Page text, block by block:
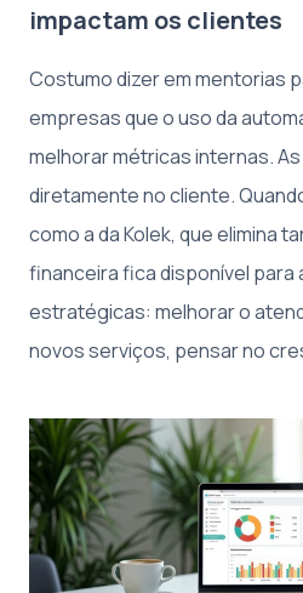
impactam os clientes
Costumo dizer em mentorias
empresas que o uso da
melhorar métricas internas.
diretamente no cliente.
como a da Kolek, que elimina
financeira fica disponível para
estratégicas: melhorar o
novos serviços, pensar no